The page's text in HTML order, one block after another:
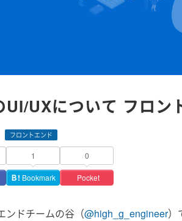
UXについて フロン
フロントエンド
1
Ｂ! Bookmark
0
Pocket
ンドチームの谷（@high_g_engineer）